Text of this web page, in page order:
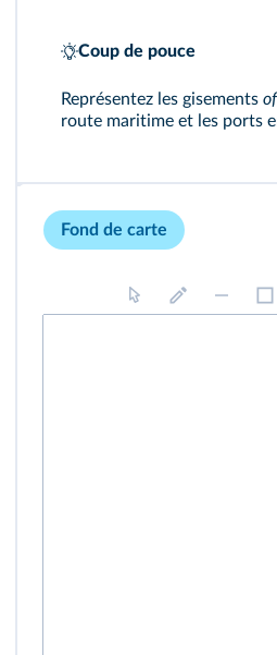
Coup de pouce
Représentez les gisements
route maritime et les ports
Fond de carte